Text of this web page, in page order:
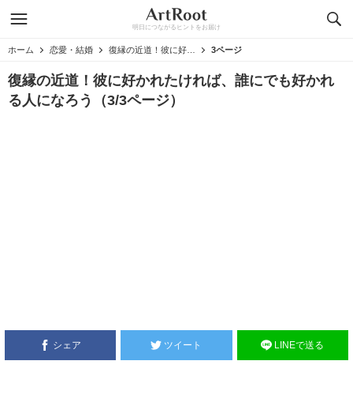
明日につながるヒントをお届け
ホーム 恋愛・結婚 3ページ
復縁の近道！彼に好かれたければ、誰にでも好かれ
る人になろう（3/3ページ）
シェア ツイート LINEで送る